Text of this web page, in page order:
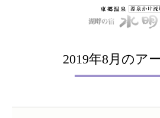
2019年8月のア